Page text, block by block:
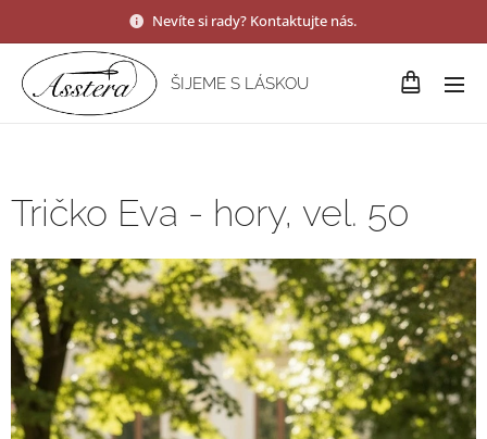
Nevíte si rady? Kontaktujte nás.
ŠIJEME S LÁSKOU
Tričko Eva - hory, vel. 50